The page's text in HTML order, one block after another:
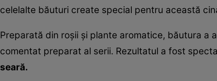
celelalte băuturi create special pentru această
Preparată din roșii și plante aromatice, băutura
comentat preparat al serii. Rezultatul a fost
seară.